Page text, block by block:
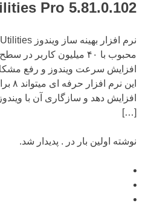
Pro 5.81.0.102
محبوب با ۴۰ میلیون
افزایش سرعت ویندوز و رفع
این
افزایش دهد و سازگاری آن با
[…]
نوشته اولین بار در . پدیدار شد.